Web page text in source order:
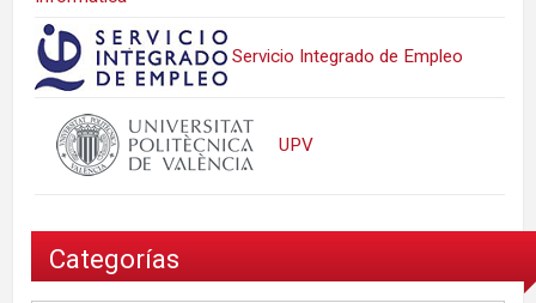
Servicio Integrado de Empleo
UPV
Categorías